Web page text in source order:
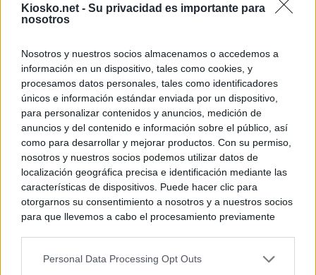
Kiosko.net - Su privacidad es importante para
nosotros
Nosotros y nuestros socios almacenamos o accedemos a
información en un dispositivo, tales como cookies, y
procesamos datos personales, tales como identificadores
únicos e información estándar enviada por un dispositivo,
para personalizar contenidos y anuncios, medición de
anuncios y del contenido e información sobre el público, así
como para desarrollar y mejorar productos. Con su permiso,
nosotros y nuestros socios podemos utilizar datos de
localización geográfica precisa e identificación mediante las
características de dispositivos. Puede hacer clic para
otorgarnos su consentimiento a nosotros y a nuestros socios
para que llevemos a cabo el procesamiento previamente
negar su consentimiento. Tenga en cuenta que algún
Personal Data Processing Opt Outs